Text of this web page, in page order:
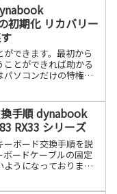
初期化 リカバリー
できます。最初から
とができれば助かる
ソコンだけの特権で
手順 dynabook
RX33 シリーズ
ーボード交換手順を説
ードケーブルの固定
うになっておりま